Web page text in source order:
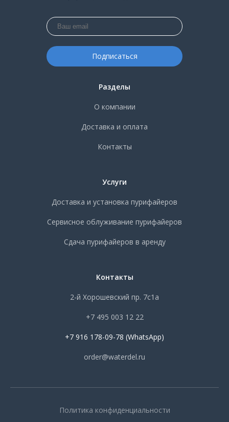
Разделы
О компании
Доставка и оплата
Контакты
Услуги
Доставка и установка пурифайеров
Сервисное облуживание пурифайеров
Сдача пурифайеров в аренду
Контакты
2-й Хорошевский пр. 7с1а
+7 495 003 12 22
+7 916 178-09-78 (WhatsApp)
order@waterdel.ru
Политика конфиденциальности